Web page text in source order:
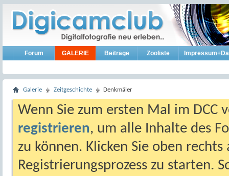
Forum GALERIE Beiträge Zooliste
Galerie Zeitgeschichte Denkmäler
Wenn Sie zum ersten Mal im DCC
registrieren, um alle Inhalte des
zu können. Klicken Sie oben
Registrierungsprozess zu starten.